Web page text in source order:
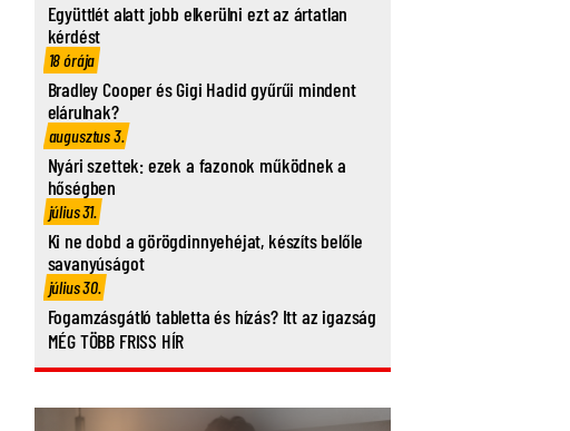
Együttlét alatt jobb elkerülni ezt az ártatlan
kérdést
18 órája
Bradley Cooper és Gigi Hadid gyűrűi mindent
elárulnak?
augusztus 3.
Nyári szettek: ezek a fazonok működnek a
hőségben
július 31.
Ki ne dobd a görögdinnyehéjat, készíts belőle
savanyúságot
július 30.
Fogamzásgátló tabletta és hízás? Itt az igazság
MÉG TÖBB FRISS HÍR